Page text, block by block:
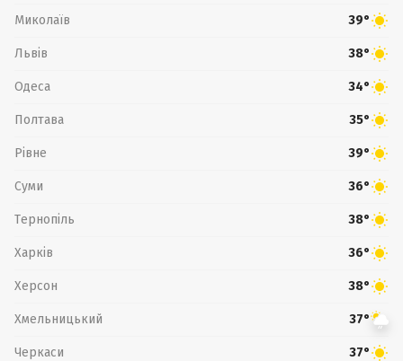
Миколаїв 39°
Львів 38°
Одеса 34°
Полтава 35°
Рівне 39°
Суми 36°
Тернопіль 38°
Харків 36°
Херсон 38°
Хмельницький 37°
Черкаси 37°